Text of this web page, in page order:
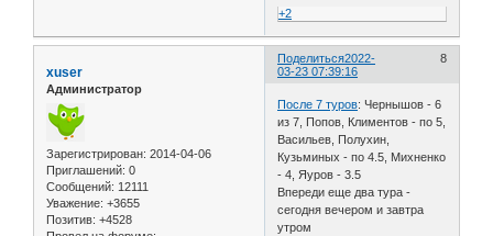
+2
Поделиться 8
2022-
03-23 07:39:16
xuser
Администратор
Зарегистрирован: 2014-04-06
Приглашений: 0
Сообщений: 12111
Уважение: +3655
Позитив: +4528
После 7 туров: Чернышов - 6
из 7, Попов, Климентов - по 5,
Васильев, Полухин,
Кузьминых - по 4.5, Михненко
- 4, Яуров - 3.5
Впереди еще два тура -
сегодня вечером и завтра
утром